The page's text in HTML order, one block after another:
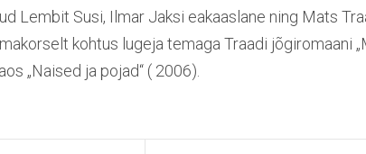
Lembit Susi, Ilmar Jaksi eakaaslane ning Mats
kohtus lugeja temaga Traadi jõgiromaani
„Naised ja pojad“ ( 2006).